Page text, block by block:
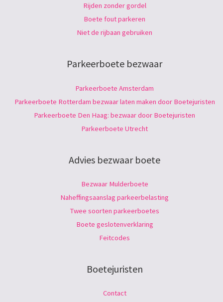
Rijden zonder gordel
Boete fout parkeren
Niet de rijbaan gebruiken
Parkeerboete bezwaar
Parkeerboete Amsterdam
Parkeerboete Rotterdam bezwaar laten maken door Boetejuristen
Parkeerboete Den Haag: bezwaar door Boetejuristen
Parkeerboete Utrecht
Advies bezwaar boete
Bezwaar Mulderboete
Naheffingsaanslag parkeerbelasting
Twee soorten parkeerboetes
Boete geslotenverklaring
Feitcodes
Boetejuristen
Contact